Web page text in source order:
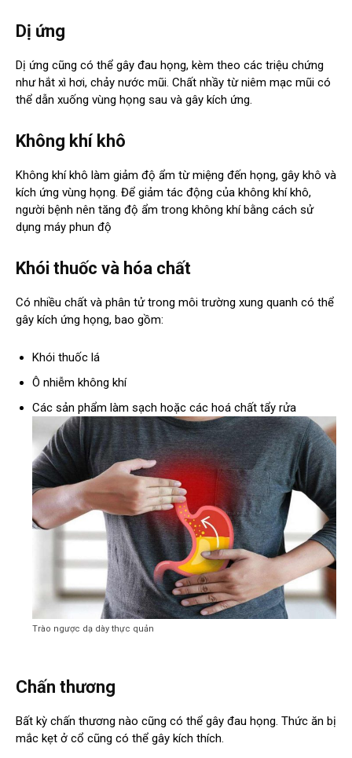
Dị ứng
Dị ứng cũng có thể gây đau họng, kèm theo các triệu chứng
như hắt xì hơi, chảy nước mũi. Chất nhầy từ niêm mạc mũi có
thể dẫn xuống vùng họng sau và gây kích ứng.
Không khí khô
Không khí khô làm giảm độ ẩm từ miệng đến họng, gây khô và
kích ứng vùng họng. Để giảm tác động của không khí khô,
người bệnh nên tăng độ ẩm trong không khí bằng cách sử
dụng máy phun độ
Khói thuốc và hóa chất
Có nhiều chất và phân tử trong môi trường xung quanh có thể
gây kích ứng họng, bao gồm:
Khói thuốc lá
Ô nhiễm không khí
Các sản phẩm làm sạch hoặc các hoá chất tẩy rửa
Trào ngược dạ dày thực quản
Chấn thương
Bất kỳ chấn thương nào cũng có thể gây đau họng. Thức ăn bị
mắc kẹt ở cổ cũng có thể gây kích thích.